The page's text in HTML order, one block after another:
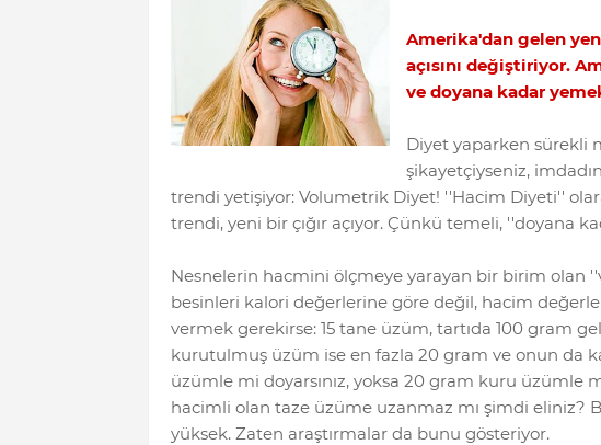
Amerika'dan gelen
açısını değiştiriyor.
ve doyana kadar
Diyet yaparken sürekli
şikayetçiyseniz,
trendi yetişiyor: Volumetrik Diyet! ''Hacim Diyeti''
trendi, yeni bir çığır açıyor. Çünkü temeli, ''doyana
Nesnelerin hacmini ölçmeye yarayan bir birim olan
besinleri kalori değerlerine göre değil, hacim
vermek gerekirse: 15 tane üzüm, tartıda 100 gram
kurutulmuş üzüm ise en fazla 20 gram ve onun da
üzümle mi doyarsınız, yoksa 20 gram kuru üzümle
hacimli olan taze üzüme uzanmaz mı şimdi eliniz?
yüksek. Zaten araştırmalar da bunu gösteriyor.